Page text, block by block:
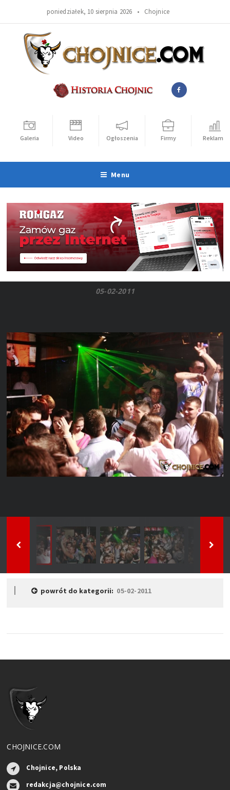
poniedziałek, 10 sierpnia 2026 • Chojnice
Galeria Video Ogłoszenia Firmy Reklama
Menu
05-02-2011
powrót do kategorii: 05-02-2011
CHOJNICE.COM
Chojnice, Polska
redakcja@chojnice.com